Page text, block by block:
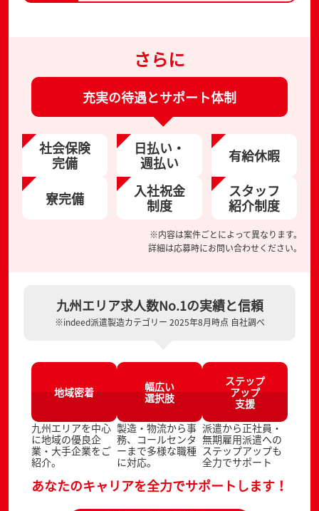
さらに
充実の待遇とサポート体制
社会保険
完備
日払い・
週払い 有給休暇
寮完備 入社祝金
制度
スタッフ
紹介制度
※内容は案件ごとによって異なります。
詳細は応募時にお問い合わせください。
九州エリア求人数No.1の実績と信頼
※indeed派遣製造カテゴリー 2025年8月時点 自社調べ
地域密着
九州エリアを中心
に地域の優良企
業・大手企業をご
紹介。
幅広い
選択肢
製造・物流から事
務、コールセンタ
ーまで多様な職種
に対応。
ステップ
アップ
支援
派遣から正社員・
無期雇用派遣への
ステップアップも
全力でサポート
あなたのキャリアを全力でサポートします！